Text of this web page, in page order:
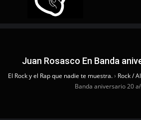
Juan Rosasco En Banda
El Rock y el Rap que nadie te muestra.› Rock /
Banda aniversario 20